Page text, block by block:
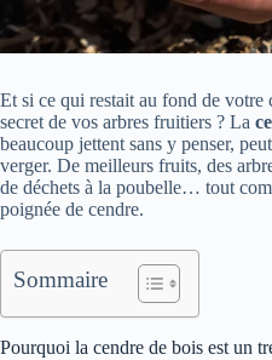
Et si ce qui restait au fond de votre
secret de vos arbres fruitiers ? La
beaucoup jettent sans y penser,
verger. De meilleurs fruits, des
de déchets à la poubelle… tout
poignée de cendre.
Sommaire
Pourquoi la cendre de bois est un